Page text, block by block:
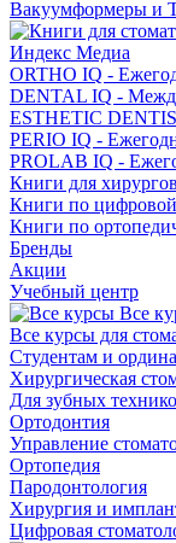
Вакуумформеры и
Индекс Медиа
ORTHO IQ -
DENTAL IQ -
ESTHETIC
PERIO IQ -
PROLAB IQ -
Книги для
Книги по
Книги по
Бренды
Акции
Учебный центр
Все
Все курсы для
Студентам и
Хирургическая
Для зубных
Ортодонтия
Управление
Ортопедия
Пародонтология
Хирургия и
Цифровая